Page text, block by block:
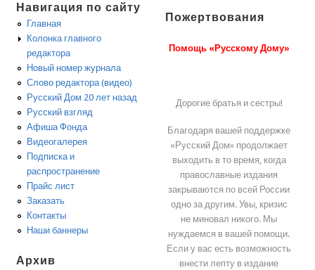
Навигация по сайту
Главная
Колонка главного
редактора
Новый номер журнала
Слово редактора (видео)
Русский Дом 20 лет назад
Русский взгляд
Афиша Фонда
Видеогалерея
Подписка и
распространение
Прайс лист
Заказать
Контакты
Наши баннеры
Архив
Пожертвования
Помощь «Русскому Дому»
Дорогие братья и сестры!
Благодаря вашей поддержке
«Русский Дом» продолжает
выходить в то время, когда
православные издания
закрываются по всей России
одно за другим. Увы, кризис
не миновал никого. Мы
нуждаемся в вашей помощи.
Если у вас есть возможность
внести лепту в издание